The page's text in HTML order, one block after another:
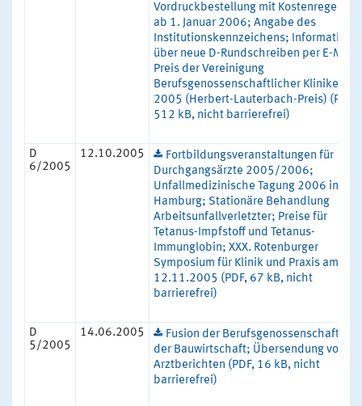
Vordruckbestellung mit Kostenregelung
ab 1. Januar 2006; Angabe des
Institutionskennzeichens; Information
über neue D-Rundschreiben per E-Mail;
Preis der Vereinigung
Berufsgenossenschaftlicher Kliniken
2005 (Herbert-Lauterbach-Preis) (PDF,
512 kB, nicht barrierefrei)
D
6/2005
12.10.2005
Fortbildungsveranstaltungen für
Durchgangsärzte 2005/2006;
Unfallmedizinische Tagung 2006 in
Hamburg; Stationäre Behandlung
Arbeitsunfallverletzter; Preise für
Tetanus-Impfstoff und Tetanus-
Immunglobin; XXX. Rotenburger
Symposium für Klinik und Praxis am
12.11.2005 (PDF, 67 kB, nicht
barrierefrei)
D
5/2005
14.06.2005
Fusion der Berufsgenossenschaften
der Bauwirtschaft; Übersendung von
Arztberichten (PDF, 16 kB, nicht
barrierefrei)